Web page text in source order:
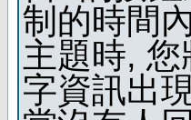
制的時間
主題時,
字資訊出